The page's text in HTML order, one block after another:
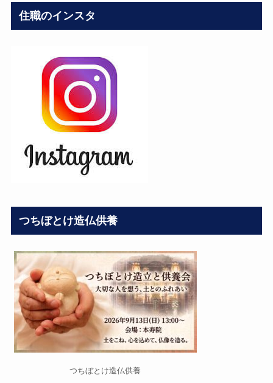
住職のインスタ
つちぼとけ造仏供養
つちぼとけ造仏供養